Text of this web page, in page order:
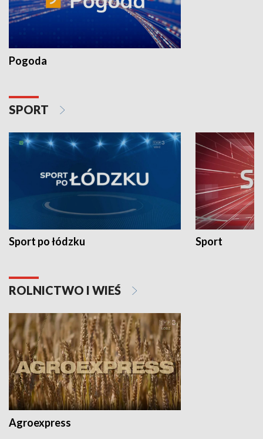
Pogoda
SPORT
Sport po łódzku Sport
ROLNICTWO I WIEŚ
Agroexpress